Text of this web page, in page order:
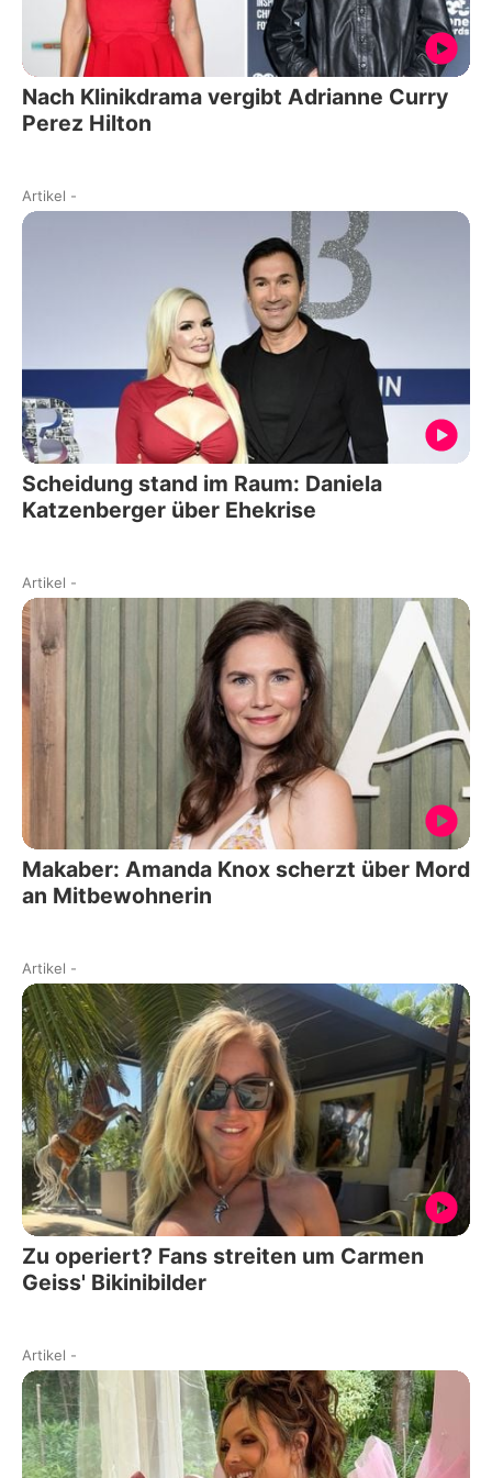
Nach Klinikdrama vergibt Adrianne Curry
Perez Hilton
Artikel -
Scheidung stand im Raum: Daniela
Katzenberger über Ehekrise
Artikel -
Makaber: Amanda Knox scherzt über Mord
an Mitbewohnerin
Artikel -
Zu operiert? Fans streiten um Carmen
Geiss' Bikinibilder
Artikel -